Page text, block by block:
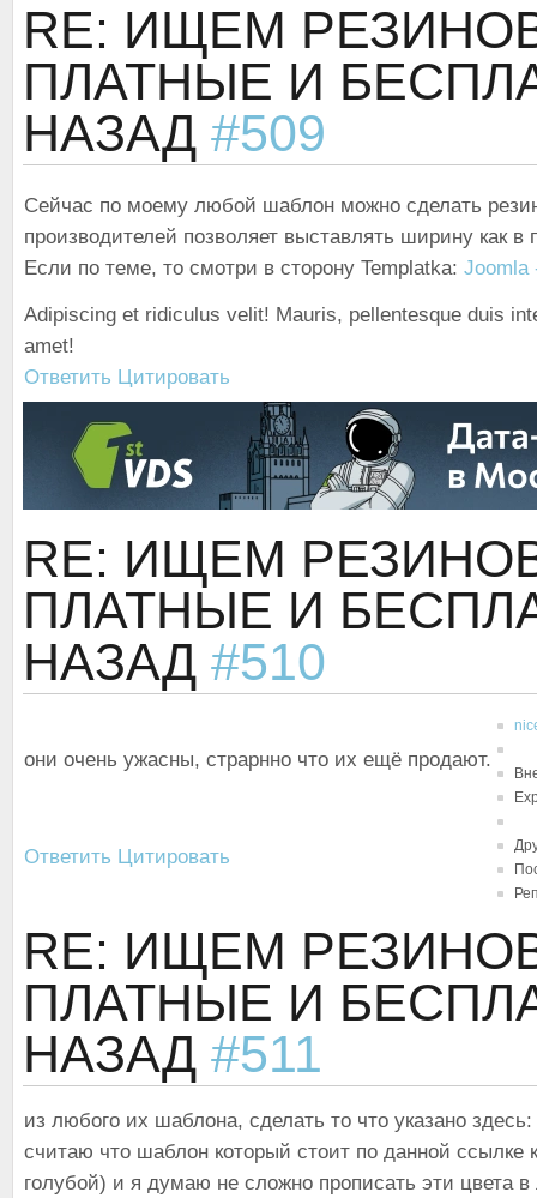
RE: ИЩЕМ
ПЛАТНЫЕ И
НАЗАД #509
Сейчас по моему любой шаблон можно сделать
производителей позволяет выставлять ширину как в
Если по теме, то смотри в сторону Templatka: Joomla
Adipiscing et ridiculus velit! Mauris, pellentesque duis
amet!
Ответить Цитировать
RE: ИЩЕМ
ПЛАТНЫЕ И
НАЗАД #510
они очень ужасны, страрнно что их ещё продают.
Ответить Цитировать
RE: ИЩЕМ
ПЛАТНЫЕ И
НАЗАД #511
из любого их шаблона, сделать то что указано здесь:
считаю что шаблон который стоит по данной
голубой) и я думаю не сложно прописать эти цвета